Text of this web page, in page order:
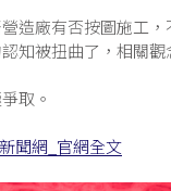
造廠有否按圖施工，
知被扭曲了，相關觀
取。
聞網_官網全文